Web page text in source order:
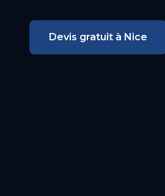
Devis gratuit à Nice